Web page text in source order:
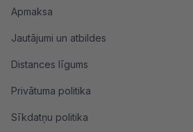
Apmaksa
Jautājumi un atbildes
Distances līgums
Privātuma politika
Sīkdatņu politika